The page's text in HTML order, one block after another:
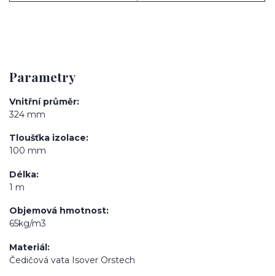
Parametry
Vnitřní průměr
324 mm
Tloušťka izolace
100 mm
Délka
1 m
Objemová hmotnost
65kg/m3
Materiál
Čedičová vata Isover Orstech